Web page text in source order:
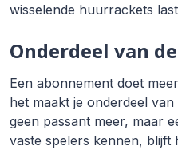
wisselende huurrackets
Onderdeel van
Een abonnement doet
het maakt je onderdeel
geen passant meer, maar
vaste spelers kennen, blijft